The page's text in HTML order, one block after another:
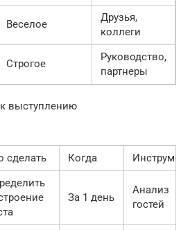
Веселое
Друзья,
коллеги
Строгое
Руководство,
партнеры
выступлению
сделать Когда
За 1 день
Анализ
гостей